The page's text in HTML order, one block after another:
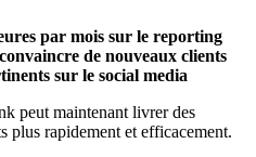
par mois sur le reporting
de nouveaux clients
sur le social media
peut maintenant livrer des
plus rapidement et efficacement.